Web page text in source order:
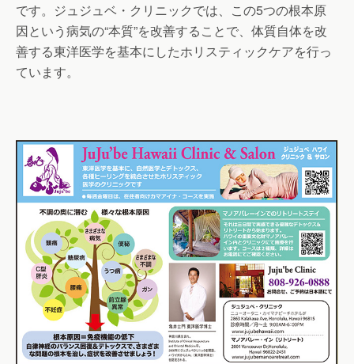
です。ジュジュベ・クリニックでは、この5つの根本原
因という病気の“本質”を改善することで、体質自体を改
善する東洋医学を基本にしたホリスティックケアを行っ
ています。